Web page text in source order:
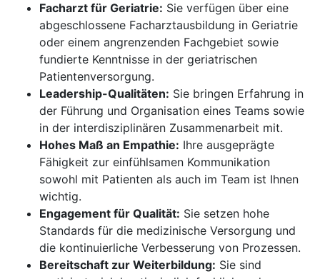
Facharzt für Geriatrie: Sie verfügen über eine
abgeschlossene Facharztausbildung in Geriatrie
oder einem angrenzenden Fachgebiet sowie
fundierte Kenntnisse in der geriatrischen
Patientenversorgung.
Leadership-Qualitäten: Sie bringen Erfahrung in
der Führung und Organisation eines Teams sowie
in der interdisziplinären Zusammenarbeit mit.
Hohes Maß an Empathie: Ihre ausgeprägte
Fähigkeit zur einfühlsamen Kommunikation
sowohl mit Patienten als auch im Team ist Ihnen
wichtig.
Engagement für Qualität: Sie setzen hohe
Standards für die medizinische Versorgung und
die kontinuierliche Verbesserung von Prozessen.
Bereitschaft zur Weiterbildung: Sie sind